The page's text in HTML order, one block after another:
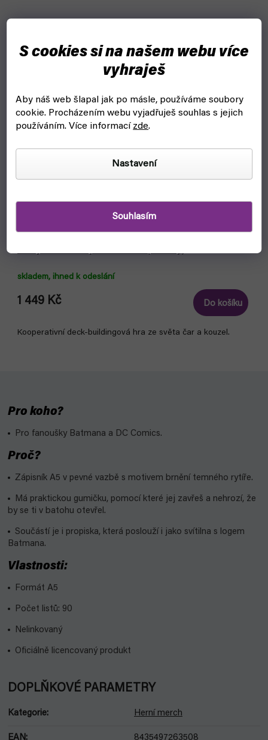
S cookies si na našem webu více
vyhraješ
Aby náš web šlapal jak po másle, používáme soubory
cookie. Procházením webu vyjadřuješ souhlas s jejich
používáním. Více informací zde.
Nastavení
Souhlasím
skladem, ihned k odeslání
1 449 Kč Do košíku
Kooperativní deck-buildingová hra ze světa čar a kouzel.
Pro koho?
Pro fanoušky Batmana a DC Comics.
Proč?
Zápisník A5 v pevné vazbě s motivem brnění temného rytíře.
Má praktickou gumičku, pomocí které jej zavřeš a nehrozí, že
by se ti v batohu otevřel.
Součástí je i propiska, která poslouží i jako svítilna s logem
Batmana.
Vlastnosti:
Formát A5
Počet listů: 90
Nelinkovaný
Oficiálně licencovaný produkt
DOPLŇKOVÉ PARAMETRY
Kategorie: Herní merch
EAN: 8435497263508